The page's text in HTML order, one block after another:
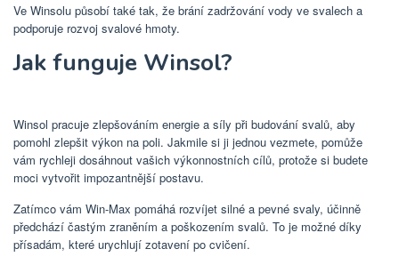
Ve Winsolu působí také tak, že brání zadržování vody ve svalech a
podporuje rozvoj svalové hmoty.
Jak funguje Winsol?
Winsol pracuje zlepšováním energie a síly při budování svalů, aby
pomohl zlepšit výkon na poli. Jakmile si ji jednou vezmete, pomůže
vám rychleji dosáhnout vašich výkonnostních cílů, protože si budete
moci vytvořit impozantnější postavu.
Zatímco vám Win-Max pomáhá rozvíjet silné a pevné svaly, účinně
předchází častým zraněním a poškozením svalů. To je možné díky
přísadám, které urychlují zotavení po cvičení.